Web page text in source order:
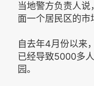
当地警方负责人说
面一个居民区的市
自去年4月份以来
已经导致5000多
园。